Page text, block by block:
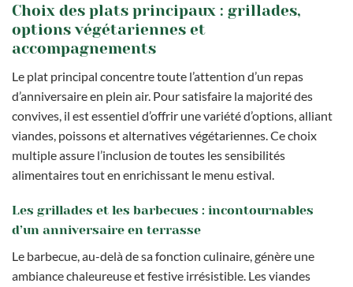
Choix des plats principaux : grillades,
options végétariennes et
accompagnements
Le plat principal concentre toute l’attention d’un repas
d’anniversaire en plein air. Pour satisfaire la majorité des
convives, il est essentiel d’offrir une variété d’options, alliant
viandes, poissons et alternatives végétariennes. Ce choix
multiple assure l’inclusion de toutes les sensibilités
alimentaires tout en enrichissant le menu estival.
Les grillades et les barbecues : incontournables
d’un anniversaire en terrasse
Le barbecue, au-delà de sa fonction culinaire, génère une
ambiance chaleureuse et festive irrésistible. Les viandes